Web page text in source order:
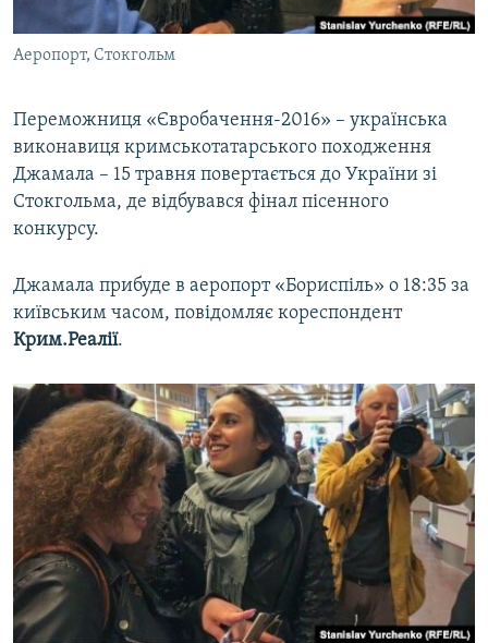
ВІДЕОУРОКИ «ELIFBE»
СВІДЧЕННЯ ОКУПАЦІЇ
Русский
ДОЛУЧАЙСЯ!
Усі сайти RFE/RL
Аеропорт, Стокгольм
Переможниця «Євробачення-2016» – українська
виконавиця кримськотатарського походження
Джамала – 15 травня повертається до України зі
Стокгольма, де відбувався фінал пісенного
конкурсу.
Джамала прибуде в аеропорт «Бориспіль» о 18:35 за
київським часом, повідомляє кореспондент
Крим.Реалії.